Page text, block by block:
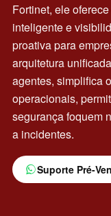
Fortinet, ele
inteligente e
proativa para
arquitetura
agentes, simplifica
operacionais,
segurança foquem
a incidentes.
Suporte Pré-